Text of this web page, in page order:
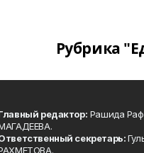
Рубрика
редактор: Рашида
секретарь: